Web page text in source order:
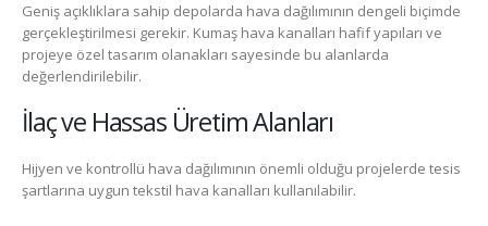
Geniş açıklıklara sahip depolarda hava dağılımının dengeli biçimde
gerçekleştirilmesi gerekir. Kumaş hava kanalları hafif yapıları ve
projeye özel tasarım olanakları sayesinde bu alanlarda
değerlendirilebilir.
İlaç ve Hassas Üretim Alanları
Hijyen ve kontrollü hava dağılımının önemli olduğu projelerde tesis
şartlarına uygun tekstil hava kanalları kullanılabilir.